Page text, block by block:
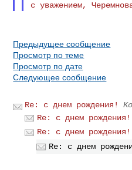
Предыдущее сообщение
Просмотр по теме
Просмотр по дате
Следующее сообщение
Re: с днем рождения!
Re: с днем рождения!
Re: с днем рождения!
Re: с днем